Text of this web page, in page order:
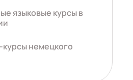
языковые курсы в
немецкого